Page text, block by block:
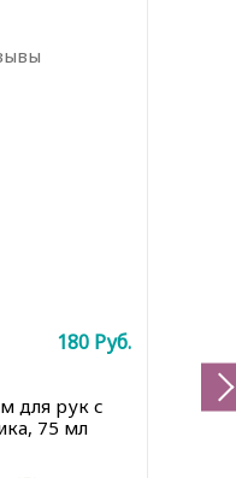
для рук с
75 мл
180 Руб.